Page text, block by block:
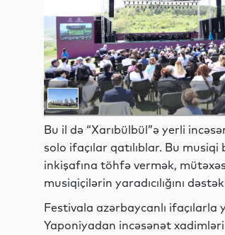
Bu il də “Xarıbülbül”ə yerli
solo ifaçılar qatılıblar. Bu
inkişafına töhfə vermək,
musiqiçilərin yaradıcılığını
Festivala azərbaycanlı ifaçılarla
Yaponiyadan incəsənət